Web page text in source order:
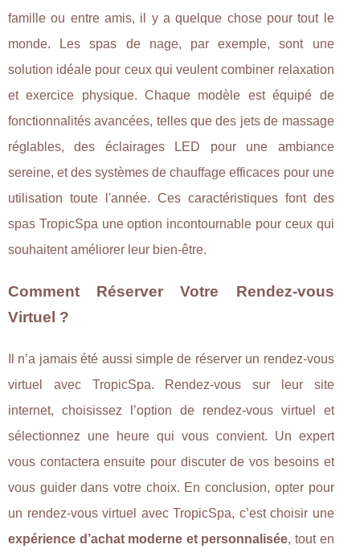
famille ou entre amis, il y a quelque chose pour tout le
monde. Les spas de nage, par exemple, sont une
solution idéale pour ceux qui veulent combiner relaxation
et exercice physique. Chaque modèle est équipé de
fonctionnalités avancées, telles que des jets de massage
réglables, des éclairages LED pour une ambiance
sereine, et des systèmes de chauffage efficaces pour une
utilisation toute l'année. Ces caractéristiques font des
spas TropicSpa une option incontournable pour ceux qui
souhaitent améliorer leur bien-être.
Comment Réserver Votre Rendez-vous
Virtuel ?
Il n’a jamais été aussi simple de réserver un rendez-vous
virtuel avec TropicSpa. Rendez-vous sur leur site
internet, choisissez l’option de rendez-vous virtuel et
sélectionnez une heure qui vous convient. Un expert
vous contactera ensuite pour discuter de vos besoins et
vous guider dans votre choix. En conclusion, opter pour
un rendez-vous virtuel avec TropicSpa, c’est choisir une
expérience d’achat moderne et personnalisée, tout en